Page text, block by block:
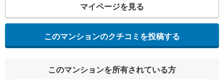
マイページを見る
このマンションのクチコミを投稿する
このマンションを所有されている方